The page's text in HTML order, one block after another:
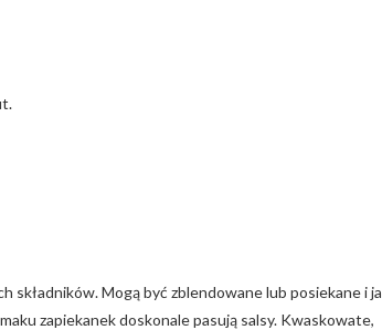
składników. Mogą być zblendowane lub posiekane i ja
zapiekanek doskonale pasują salsy. Kwaskowate,